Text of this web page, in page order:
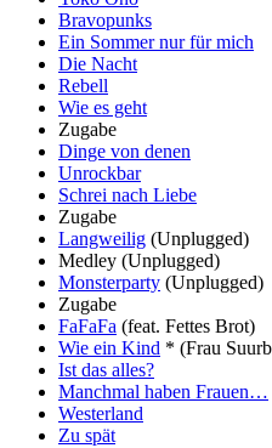
Bravopunks
Ein Sommer nur für mich
Die Nacht
Rebell
Wie es geht
Zugabe
Dinge von denen
Unrockbar
Schrei nach Liebe
Zugabe
Langweilig (Unplugged)
Medley (Unplugged)
Monsterparty (Unplugged)
Zugabe
FaFaFa (feat. Fettes Brot)
Wie ein Kind * (Frau
Ist das alles?
Manchmal haben Frauen…
Westerland
Zu spät